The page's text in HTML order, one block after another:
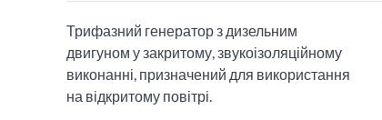
Трифазний генератор з дизельним
двигуном у закритому, звукоізоляційному
виконанні, призначений для використання
на відкритому повітрі.